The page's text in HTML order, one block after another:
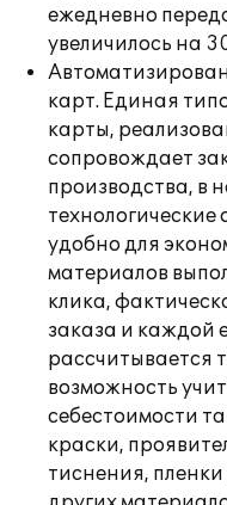
ежедневно
увеличилось на
карт. Единая
карты,
сопровождает
производства, в
удобно для
материалов
клика,
заказа и каждой
рассчитывается
возможность
себестоимости
краски,
тиснения,